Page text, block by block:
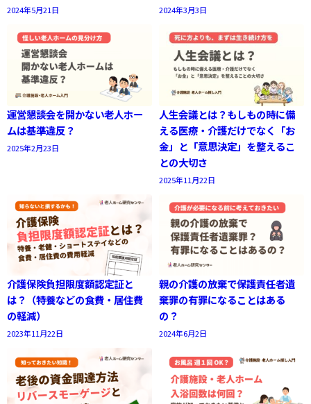
2024年5月21日 2024年3月3日
運営懇談会を開かない老人ホー
ムは基準違反？
2025年2月23日
人生会議とは？もしもの時に備
える医療・介護だけでなく「お
金」と「意思決定」を整えるこ
との大切さ
2025年11月22日
介護保険負担限度額認定証と
は？（特養などの食費・居住費
の軽減）
2023年11月22日
親の介護の放棄で保護責任者遺
棄罪の有罪になることはある
の？
2024年6月2日